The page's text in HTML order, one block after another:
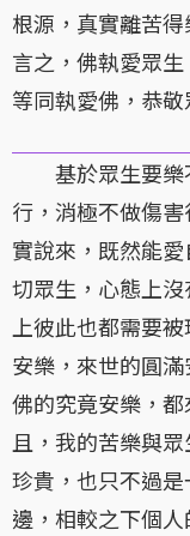
根源，真實離苦
言之，佛執愛眾
等同執愛佛，恭
基於眾生要樂
行，消極不做傷
實說來，既然能
切眾生，心態上
上彼此也都需要
安樂，來世的圓
佛的究竟安樂，
且，我的苦樂與
珍貴，也只不過
邊，相較之下個